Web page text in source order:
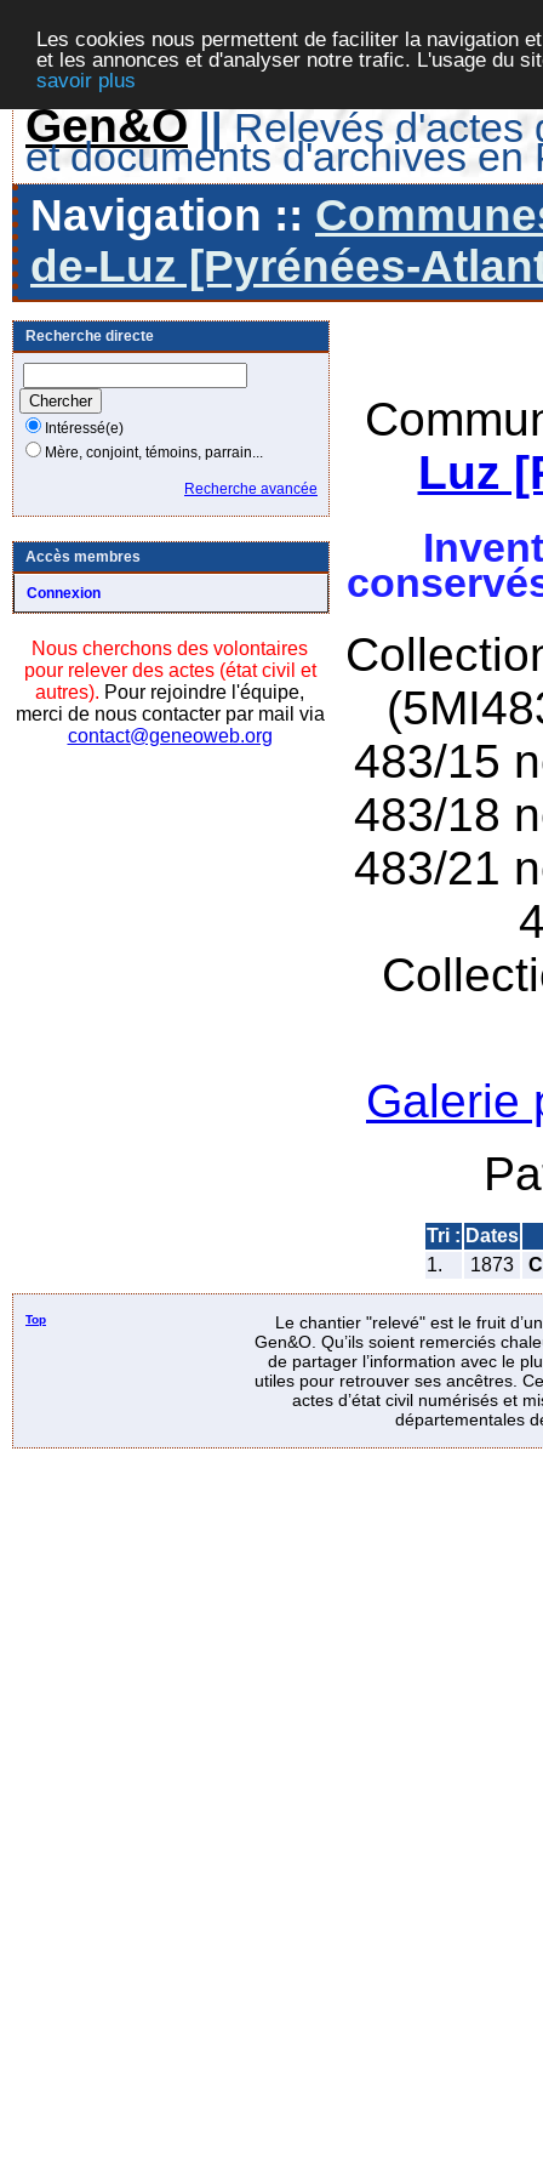
Les cookies nous permettent de faciliter la navigation
et les annonces et d'analyser notre trafic. L'usage du
savoir plus
Gen&O || Relevés d'actes
et documents d'archives en
Navigation ::
de-Luz [Pyrénées-
Recherche directe
Intéressé(e)
Mère, conjoint, témoins, parrain...
Recherche avancée
Accès membres
Connexion
Nous cherchons des volontaires
pour relever des actes (état civil et
autres). Pour rejoindre l'équipe,
merci de nous contacter par mail via
contact@geneoweb.org
Luz
483/15
483/18
483/21
Galerie
Tri : Dates
1.
1873
Top
Le chantier "relevé" est le fruit
Gen&O. Qu’ils soient remerciés
de partager l’information avec le
utiles pour retrouver ses ancêtres.
actes d’état civil numérisés et
départementales